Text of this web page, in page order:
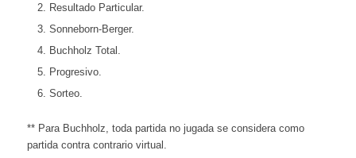
Resultado Particular.
Sonneborn-Berger.
Buchholz Total.
Progresivo.
Sorteo.
** Para Buchholz, toda partida no jugada se considera como
partida contra contrario virtual.